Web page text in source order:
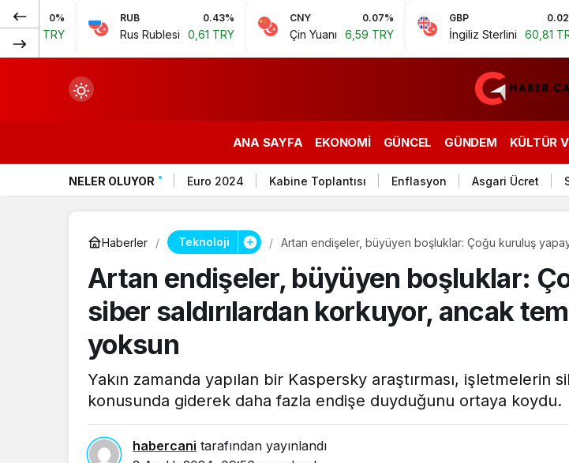
Rus Rublesi 0,61 TRY
0.07%
Çin Yuanı 6,59 TRY İngiliz Sterlini 60,81 TRY
ANA SAYFA EKONOMI GÜNCEL GÜNDEM KÜLTÜR
NELER OLUYOR Euro 2024 Kabine Toplantısı Enflasyon Asgari Ücret
Haberler Teknoloji
Artan endişeler, büyüyen boşluklar: Çoğu kuruluş
Artan endişeler, büyüyen boşluklar:
siber saldırılardan korkuyor, ancak
yoksun
Yakın zamanda yapılan bir Kaspersky araştırması, işletmelerin
konusunda giderek daha fazla endişe duyduğunu ortaya koydu.
habercani tarafından yayınlandı